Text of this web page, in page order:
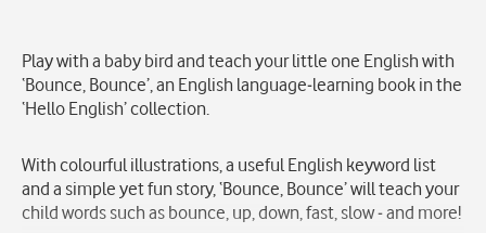
Play with a baby bird and teach your little one English with
‘Bounce, Bounce’, an English language-learning book in the
‘Hello English’ collection.
With colourful illustrations, a useful English keyword list
and a simple yet fun story, ‘Bounce, Bounce’ will teach your
child words such as bounce, up, down, fast, slow - and more!